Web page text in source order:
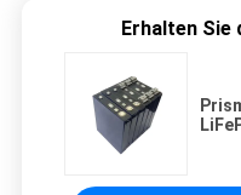
Erhalten